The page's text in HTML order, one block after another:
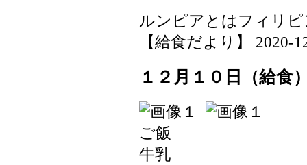
ルンピアとはフィリ
【給食だより】 2020-
１２月１０日（給食
ご飯
牛乳